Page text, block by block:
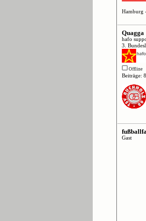
Hamburg
Quagga
hafo
3.
Offline
Beiträge:
Gast